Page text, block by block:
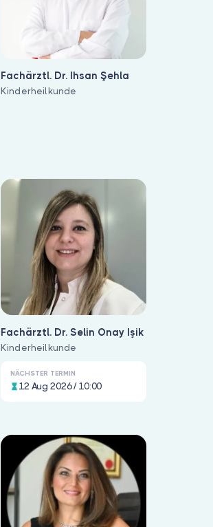
Fachärztl. Dr. Ihsan Şehla
Kinderheilkunde
Fachärztl. Dr. Selin Onay Işik
Kinderheilkunde
NÄCHSTER TERMIN
12 Aug 2026 / 10:00